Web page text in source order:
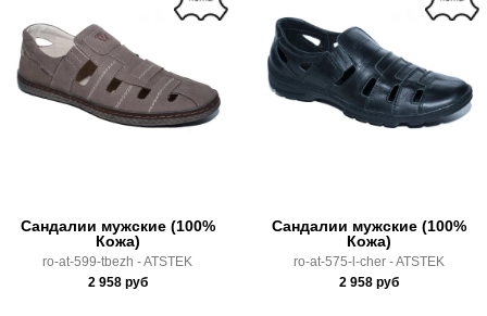
Доставка по России всеми транспортными ТК, а также с
Почтой Росии и СДЭК.
Здесь вы можете более детально ознакомиться с
Сандалии мужские (100%
Кожа)
ro-at-599-tbezh - ATSTEK
2 958руб
Сандалии мужские (100%
Кожа)
ro-at-575-l-cher - ATSTEK
2 958 руб